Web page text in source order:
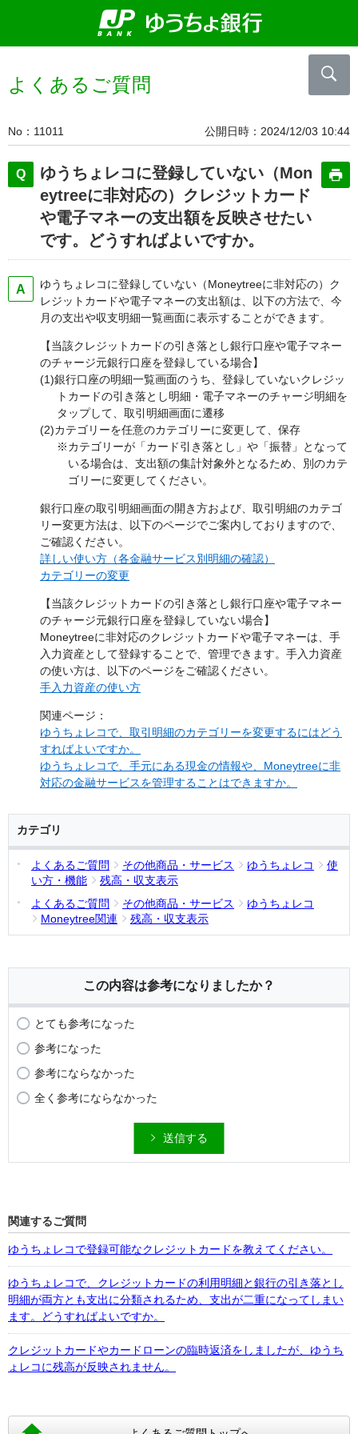
よくあるご質問
No 11011 公開日時 2024/12/03 10:44
ゆうちょレコに登録していない（Mon
eytreeに非対応の）クレジットカード
や電子マネーの支出額を反映させたい
です。どうすればよいですか。
ゆうちょレコに登録していない（Moneytreeに非対応の）ク
レジットカードや電子マネーの支出額は、以下の方法で、今
月の支出や収支明細一覧画面に表示することができます。
【当該クレジットカードの引き落とし銀行口座や電子マネー
のチャージ元銀行口座を登録している場合】
(1)銀行口座の明細一覧画面のうち、登録していないクレジッ
トカードの引き落とし明細・電子マネーのチャージ明細を
タップして、取引明細画面に遷移
(2)カテゴリーを任意のカテゴリーに変更して、保存
※カテゴリーが「カード引き落とし」や「振替」となって
いる場合は、支出額の集計対象外となるため、別のカテ
ゴリーに変更してください。
銀行口座の取引明細画面の開き方および、取引明細のカテゴ
リー変更方法は、以下のページでご案内しておりますので、
ご確認ください。
詳しい使い方（各金融サービス別明細の確認）
カテゴリーの変更
【当該クレジットカードの引き落とし銀行口座や電子マネー
のチャージ元銀行口座を登録していない場合】
Moneytreeに非対応のクレジットカードや電子マネーは、手
入力資産として登録することで、管理できます。手入力資産
の使い方は、以下のページをご確認ください。
手入力資産の使い方
関連ページ：
ゆうちょレコで、取引明細のカテゴリーを変更するにはどう
すればよいですか。
ゆうちょレコで、手元にある現金の情報や、Moneytreeに非
対応の金融サービスを管理することはできますか。
カテゴリ
よくあるご質問 その他商品・サービス ゆうちょレコ
使
い方・機能
残高・収支表示
よくあるご質問
その他商品・サービス
ゆうちょレコ
Moneytree関連
残高・収支表示
この内容は参考になりましたか？
とても参考になった
参考になった
参考にならなかった
全く参考にならなかった
送信する
関連するご質問
ゆうちょレコで登録可能なクレジットカードを教えてください。
ゆうちょレコで、クレジットカードの利用明細と銀行の引き落とし
明細が両方とも支出に分類されるため、支出が二重になってしまい
ます。どうすればよいですか。
クレジットカードやカードローンの臨時返済をしましたが、ゆうち
ょレコに残高が反映されません。